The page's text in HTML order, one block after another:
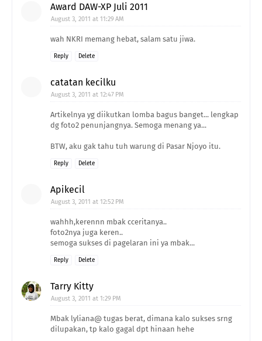
Award DAW-XP Juli 2011
August 3, 2011 at 11:29 AM
wah NKRI memang hebat, salam satu jiwa.
Reply Delete
catatan kecilku
August 3, 2011 at 12:47 PM
Artikelnya yg diikutkan lomba bagus banget... lengkap
dg foto2 penunjangnya. Semoga menang ya...
BTW, aku gak tahu tuh warung di Pasar Njoyo itu.
Reply Delete
Apikecil
August 3, 2011 at 12:52 PM
wahhh,kerennn mbak cceritanya..
foto2nya juga keren..
semoga sukses di pagelaran ini ya mbak...
Reply Delete
Tarry Kitty
August 3, 2011 at 1:29 PM
Mbak lyliana@ tugas berat, dimana kalo sukses srng
dilupakan, tp kalo gagal dpt hinaan hehe